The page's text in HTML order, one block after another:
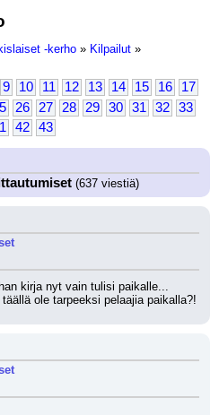
-kerho » Kilpailut »
9 10 11 12 13 14 15 16
17
26 27 28 29 30 31 32
33
42 43
(637 viestiä)
kirja nyt vain tulisi paikalle...
ole tarpeeksi pelaajia paikalla?!